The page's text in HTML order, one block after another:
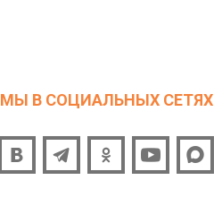
МЫ В СОЦИАЛЬНЫХ СЕТЯХ